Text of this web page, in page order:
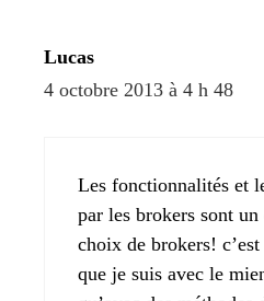
Lucas
4 octobre 2013 à 4 h 48
Les fonctionnalités et
par les brokers sont
choix de brokers!
que je suis avec le